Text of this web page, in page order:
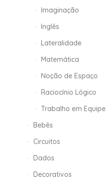
Imaginação
Inglês
Lateralidade
Matemática
Noção de Espaço
Raciocínio Lógico
Trabalho em Equipe
Bebês
Circuitos
Dados
Decorativos